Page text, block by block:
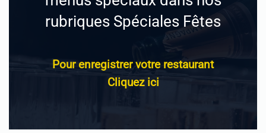
rubriques Spéciales Fêtes
Pour enregistrer votre restaurant
Cliquez ici